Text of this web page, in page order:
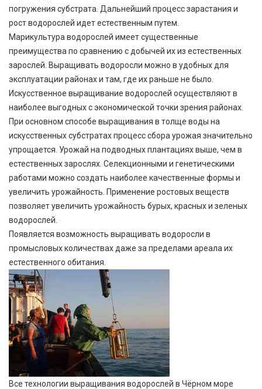
погружения субстрата. Дальнейший процесс зарастания и
рост водорослей идет естественным путем.
Марикультура водорослей имеет существенные
преимущества по сравнению с добычей их из естественных
зарослей. Выращивать водоросли можно в удобных для
эксплуатации районах и там, где их раньше не было.
Искусственное выращивание водорослей осуществляют в
наиболее выгодных с экономической точки зрения районах.
При основном способе выращивания в толще воды на
искусственных субстратах процесс сбора урожая значительно
упрощается. Урожай на подводных плантациях выше, чем в
естественных зарослях. Селекционными и генетическими
работами можно создать наиболее качественные формы и
увеличить урожайность. Применение ростовых веществ
позволяет увеличить урожайность бурых, красных и зеленых
водорослей.
Появляется возможность выращивать водоросли в
промысловых количествах даже за пределами ареала их
естественного обитания.
Все технологии выращивания водорослей в Чёрном море